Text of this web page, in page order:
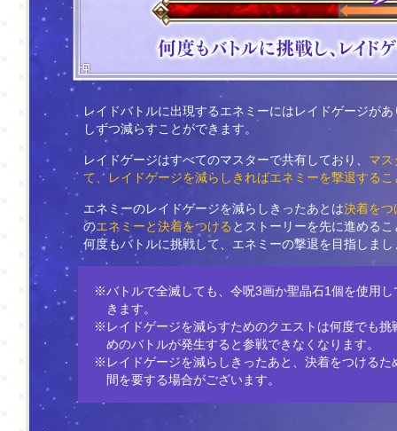
レイドバトルに出現するエネミーにはレイドゲージが
しずつ減らすことができます。
レイドゲージはすべてのマスターで共有しており、 マス
て、レイドゲージを減らしきればエネミーを撃退するこ
エネミーのレイドゲージを減らしきったあとは決着をつ
のエネミーと決着をつける とストーリーを先に進める
何度もバトルに挑戦して、エネミーの撃退を目指しまし
※バトルで全滅しても、令呪3画か聖晶石1個を使用
きます。
※レイドゲージを減らすためのクエストは何度でも挑
めのバトルが発生すると参戦できなくなります。
※レイドゲージを減らしきったあと、決着をつけるた
間を要する場合がございます。